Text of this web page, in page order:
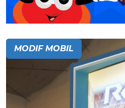
MODIF MOBIL